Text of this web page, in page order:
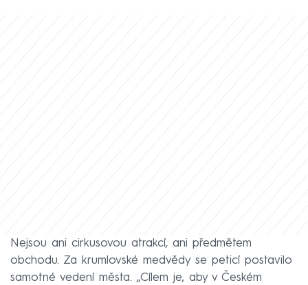
Nejsou ani cirkusovou atrakcí, ani předmětem
obchodu. Za krumlovské medvědy se peticí postavilo
samotné vedení města. „Cílem je, aby v Českém